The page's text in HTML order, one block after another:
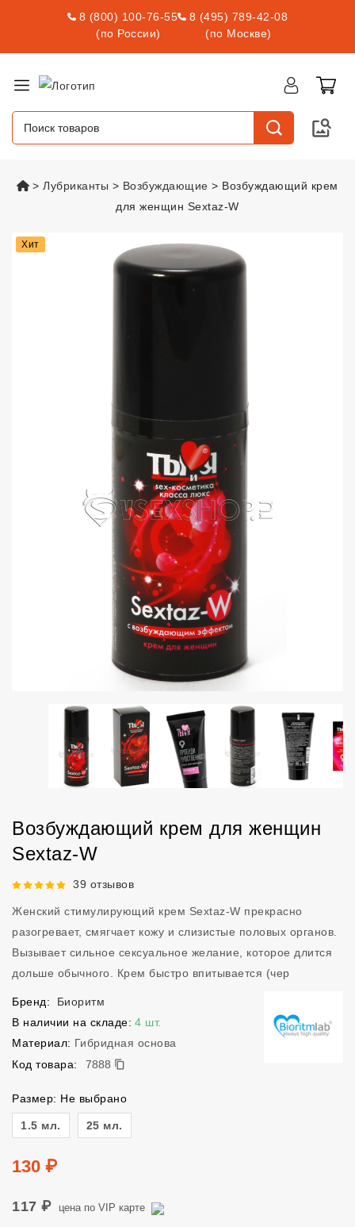
8 (800) 100-76-55
(по России)
8 (495) 789-42-08
(по Москве)
vsexshop.ru
Лубриканты Возбуждающие
Возбуждающий крем
для женщин Sextaz-W
Хит Возбуждающий крем для
Возбуждающий крем для женщин
Sextaz-W
Рейтинг 5 из 5.39 отзывов
Женский стимулирующий крем Sextaz-W прекрасно
разогревает, смягчает кожу и слизистые половых органов.
Вызывает сильное сексуальное желание, которое длится
дольше обычного. Крем быстро впитывается (чер
Бренд:
Биоритм
В наличии на складе: 4 шт.
Материал: Гибридная основа
Код товара:
7888
7888
Размер: Не выбрано
Размер
1.5 мл. 25 мл.
Цена
130 ₽
117 ₽ цена по VIP карте